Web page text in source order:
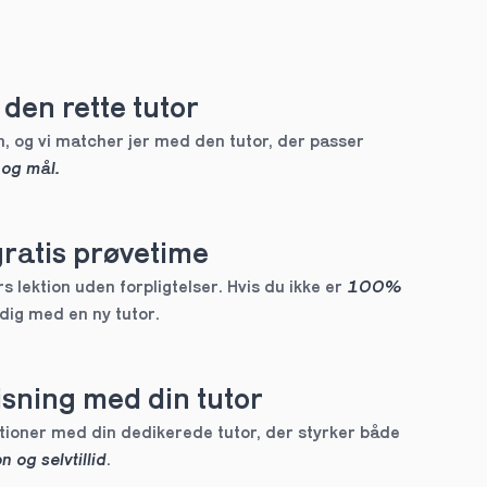
rette tutor
og vi matcher jer med den tutor, der passer
mål.
prøvetime
lektion uden forpligtelser. Hvis du ikke er 100%
med en ny tutor.
med din tutor
og selvtillid.